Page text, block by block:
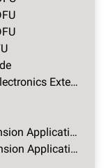
ST7 USB Low Speed - DFU STMicroelectronics Extension Application Demo
STR7 - DFU STMicroelectronics Extension Application Demo
µPSD - DFU STMicroelectronics Extension Application Demo